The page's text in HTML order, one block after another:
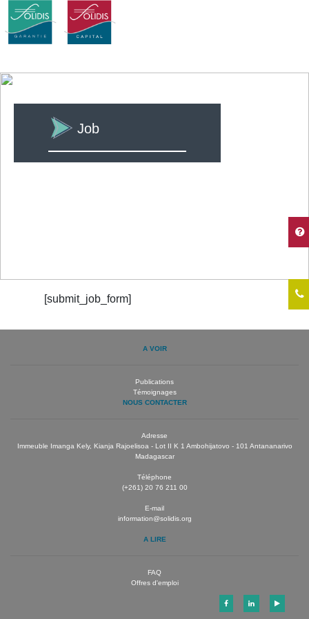
Job
[submit_job_form]
A VOIR
Publications
Témoignages
NOUS CONTACTER
Adresse
Immeuble Imanga Kely, Kianja Rajoelisoa - Lot II K 1 Ambohijatovo - 101 Antananarivo
Madagascar
Téléphone
(+261) 20 76 211 00
E-mail
information@solidis.org
A LIRE
FAQ
Offres d'emploi